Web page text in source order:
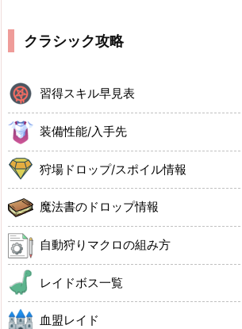
クラシック攻略
習得スキル早見表
装備性能/入手先
狩場ドロップ/スポイル情報
魔法書のドロップ情報
自動狩りマクロの組み方
レイドボス一覧
血盟レイド